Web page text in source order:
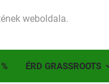
weboldala.
ÉRD GRASSROOTS